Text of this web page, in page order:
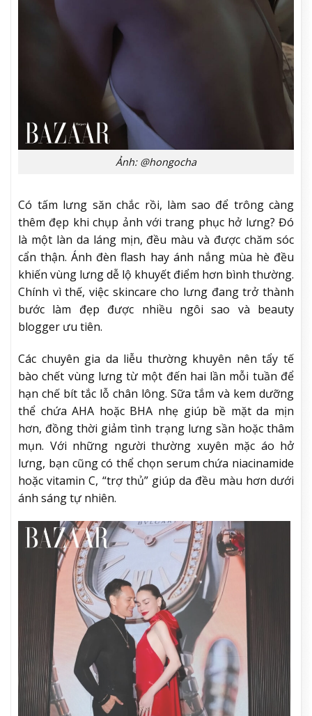
Ảnh: @hongocha
Có tấm lưng săn chắc rồi, làm sao để trông càng
thêm đẹp khi chụp ảnh với trang phục hở lưng? Đó
là một làn da láng mịn, đều màu và được chăm sóc
cẩn thận. Ánh đèn flash hay ánh nắng mùa hè đều
khiến vùng lưng dễ lộ khuyết điểm hơn bình thường.
Chính vì thế, việc skincare cho lưng đang trở thành
bước làm đẹp được nhiều ngôi sao và beauty
blogger ưu tiên.
Các chuyên gia da liễu thường khuyên nên tẩy tế
bào chết vùng lưng từ một đến hai lần mỗi tuần để
hạn chế bít tắc lỗ chân lông. Sữa tắm và kem dưỡng
thể chứa AHA hoặc BHA nhẹ giúp bề mặt da mịn
hơn, đồng thời giảm tình trạng lưng sần hoặc thâm
mụn. Với những người thường xuyên mặc áo hở
lưng, bạn cũng có thể chọn serum chứa niacinamide
hoặc vitamin C, “trợ thủ” giúp da đều màu hơn dưới
ánh sáng tự nhiên.